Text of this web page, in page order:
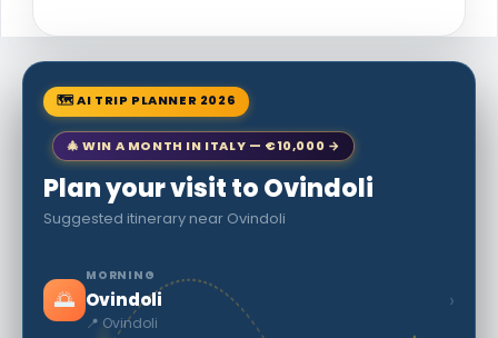
🗺 AI TRIP PLANNER 2026
🎄 WIN A MONTH IN ITALY — €10,000 →
Plan your visit to Ovindoli
Suggested itinerary near Ovindoli
🌅
MORNING
Ovindoli
📍 Ovindoli
›